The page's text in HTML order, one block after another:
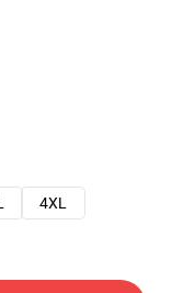
4XL